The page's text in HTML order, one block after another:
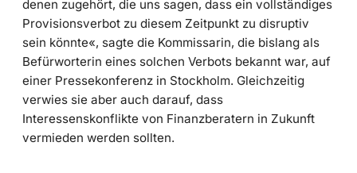
denen zugehört, die uns sagen, dass ein vollständiges
Provisionsverbot zu diesem Zeitpunkt zu disruptiv
sein könnte«, sagte die Kommissarin, die bislang als
Befürworterin eines solchen Verbots bekannt war, auf
einer Pressekonferenz in Stockholm. Gleichzeitig
verwies sie aber auch darauf, dass
Interessenskonflikte von Finanzberatern in Zukunft
vermieden werden sollten.